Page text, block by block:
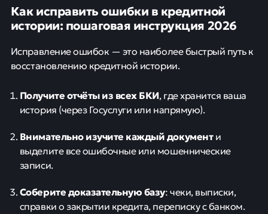
Как исправить ошибки в кредитной
истории: пошаговая инструкция 2026
Исправление ошибок — это наиболее быстрый путь к
восстановлению кредитной истории.
Получите отчёты из всех БКИ, где хранится ваша
история (через Госуслуги или напрямую).
Внимательно изучите каждый документи
выделите все ошибочные или мошеннические
записи.
Соберите доказательную базу: чеки, выписки,
справки о закрытии кредита, переписку с банком.